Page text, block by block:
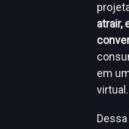
atrair,
em
virtual.